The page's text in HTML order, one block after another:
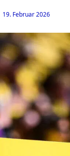
19. Februar 2026